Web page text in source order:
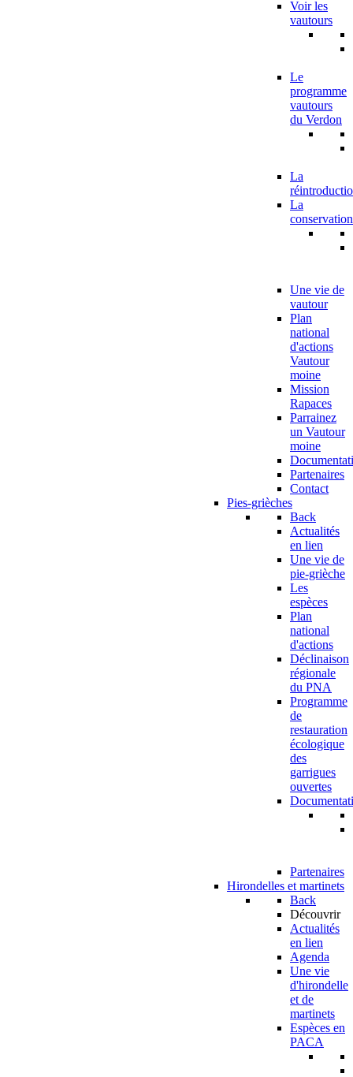
Voir les
vautours
Le
programme
vautours
du Verdon
La
La
conservation
Une vie de
vautour
Plan
national
d'actions
Vautour
moine
Mission
Rapaces
Parrainez
un Vautour
moine
Partenaires
Contact
Pies-grièches
Back
Actualités
en lien
Une vie de
pie-grièche
Les
espèces
Plan
national
d'actions
Déclinaison
régionale
du PNA
Programme
de
restauration
écologique
des
garrigues
ouvertes
Partenaires
Hirondelles et martinets
Back
Découvrir
Actualités
en lien
Agenda
Une vie
d'hirondelle
et de
martinets
Espèces en
PACA